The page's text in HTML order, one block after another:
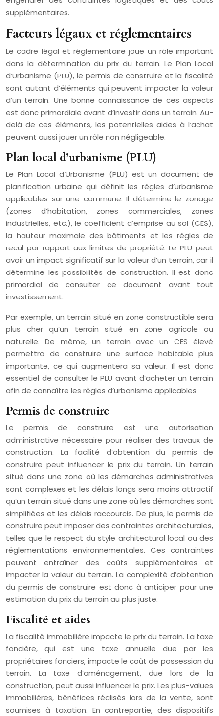
supplémentaires.
Facteurs légaux et réglementaires
Le cadre légal et réglementaire joue un rôle important
dans la détermination du prix du terrain. Le Plan Local
d’Urbanisme (PLU), le permis de construire et la fiscalité
sont autant d’éléments qui peuvent impacter la valeur
d’un terrain. Une bonne connaissance de ces aspects
est donc primordiale avant d’investir dans un terrain. Au-
delà de ces éléments, les potentielles aides à l’achat
peuvent aussi jouer un rôle non négligeable.
Plan local d’urbanisme (PLU)
Le Plan Local d’Urbanisme (PLU) est un document de
planification urbaine qui définit les règles d’urbanisme
applicables sur une commune. Il détermine le zonage
(zones d’habitation, zones commerciales, zones
industrielles, etc.), le coefficient d’emprise au sol (CES),
la hauteur maximale des bâtiments et les règles de
recul par rapport aux limites de propriété. Le PLU peut
avoir un impact significatif sur la valeur d’un terrain, car il
détermine les possibilités de construction. Il est donc
primordial de consulter ce document avant tout
investissement.
Par exemple, un terrain situé en zone constructible sera
plus cher qu’un terrain situé en zone agricole ou
naturelle. De même, un terrain avec un CES élevé
permettra de construire une surface habitable plus
importante, ce qui augmentera sa valeur. Il est donc
essentiel de consulter le PLU avant d’acheter un terrain
afin de connaître les règles d’urbanisme applicables.
Permis de construire
Le permis de construire est une autorisation
administrative nécessaire pour réaliser des travaux de
construction. La facilité d’obtention du permis de
construire peut influencer le prix du terrain. Un terrain
situé dans une zone où les démarches administratives
sont complexes et les délais longs sera moins attractif
qu’un terrain situé dans une zone où les démarches sont
simplifiées et les délais raccourcis. De plus, le permis de
construire peut imposer des contraintes architecturales,
telles que le respect du style architectural local ou des
réglementations environnementales. Ces contraintes
peuvent entraîner des coûts supplémentaires et
impacter la valeur du terrain. La complexité d’obtention
du permis de construire est donc à anticiper pour une
estimation du prix du terrain au plus juste.
Fiscalité et aides
La fiscalité immobilière impacte le prix du terrain. La taxe
foncière, qui est une taxe annuelle due par les
propriétaires fonciers, impacte le coût de possession du
terrain. La taxe d’aménagement, due lors de la
construction, peut aussi influencer le prix. Les plus-values
immobilières, bénéfices réalisés lors de la vente, sont
soumises à taxation. En contrepartie, des dispositifs